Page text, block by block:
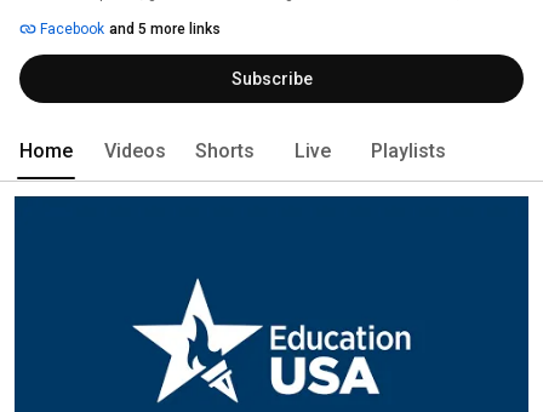
Facebook and 5 more links
Subscribe
Home Videos Shorts Live Playlists